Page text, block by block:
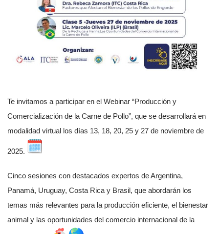
Te invitamos a participar en el Webinar “Producción y
Comercialización de la Carne de Pollo”, que se desarrollará en
modalidad virtual los días 13, 18, 20, 25 y 27 de noviembre de
2025.
Cinco sesiones con destacados expertos de Argentina,
Panamá, Uruguay, Costa Rica y Brasil, que abordarán los
temas más relevantes para la producción eficiente, el bienestar
animal y las oportunidades del comercio internacional de la